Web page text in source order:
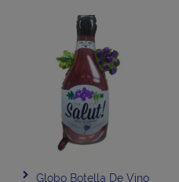
Globo Botella De Vino